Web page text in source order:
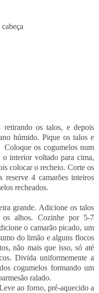
retirando os talos, e depois
húmido. Pique os talos e
num
interior voltado para cima,
colocar o recheio. Corte os
reserve 4 camarões inteiros
recheados.
grande. Adicione os talos
os alhos. Cozinhe por 5-7
o camarão picado, um
do limão e alguns flocos
não mais que isso, só até
Divida uniformemente a
cogumelos formando um
parmesão ralado.
aquecido a